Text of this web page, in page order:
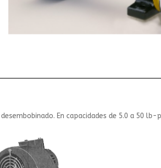
En capacidades de 5.0 a 50